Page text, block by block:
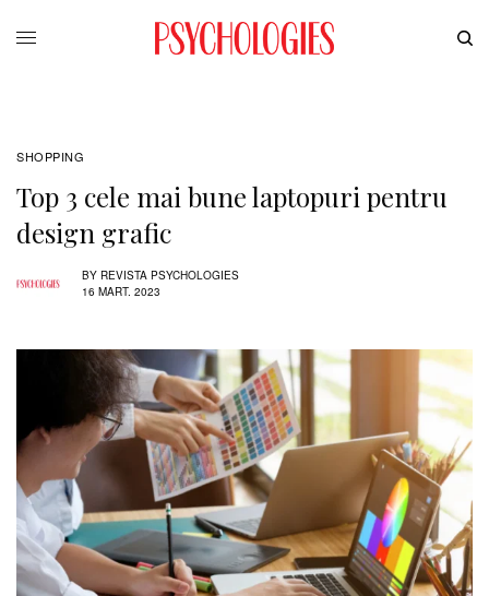
SHOPPING
Top 3 cele mai bune laptopuri pentru
design grafic
BY REVISTA PSYCHOLOGIES
16 MART. 2023